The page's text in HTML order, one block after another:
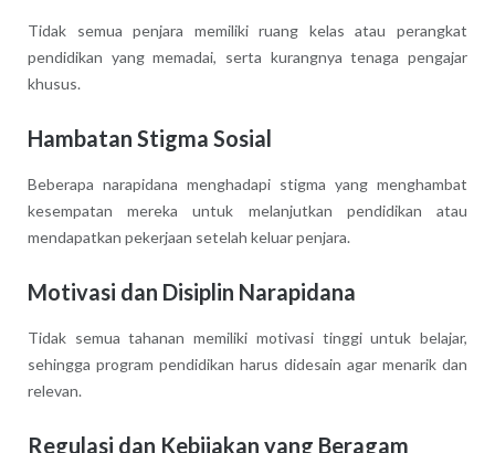
Tidak semua penjara memiliki ruang kelas atau perangkat
pendidikan yang memadai, serta kurangnya tenaga pengajar
khusus.
Hambatan Stigma Sosial
Beberapa narapidana menghadapi stigma yang menghambat
kesempatan mereka untuk melanjutkan pendidikan atau
mendapatkan pekerjaan setelah keluar penjara.
Motivasi dan Disiplin Narapidana
Tidak semua tahanan memiliki motivasi tinggi untuk belajar,
sehingga program pendidikan harus didesain agar menarik dan
relevan.
Regulasi dan Kebijakan yang Beragam